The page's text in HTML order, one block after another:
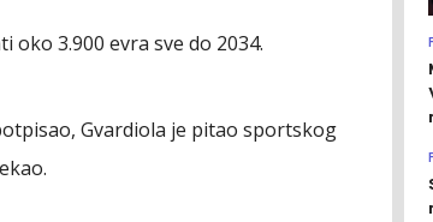
oko 3.900 evra sve do 2034.
Gvardiola je pitao sportskog